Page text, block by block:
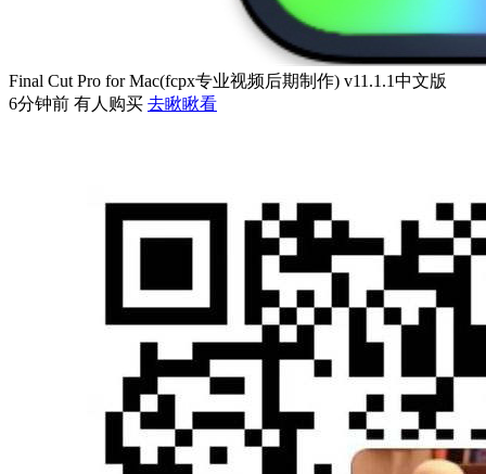
Final Cut Pro for Mac(fcpx专业视频后期制作) v11.1.1中文版
6分钟前 有人购买 去瞅瞅看